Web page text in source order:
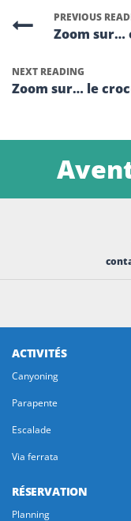
PREVIOUS
Zoom sur…
NEXT READING
Zoom sur… le
ACTIVITÉS
Canyoning
Parapente
Escalade
Via ferrata
RÉSERVATION
Planning